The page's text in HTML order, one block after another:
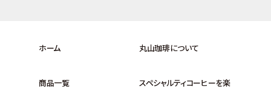
ホーム 丸山珈琲について
商品一覧
スペシャルティコーヒーを楽